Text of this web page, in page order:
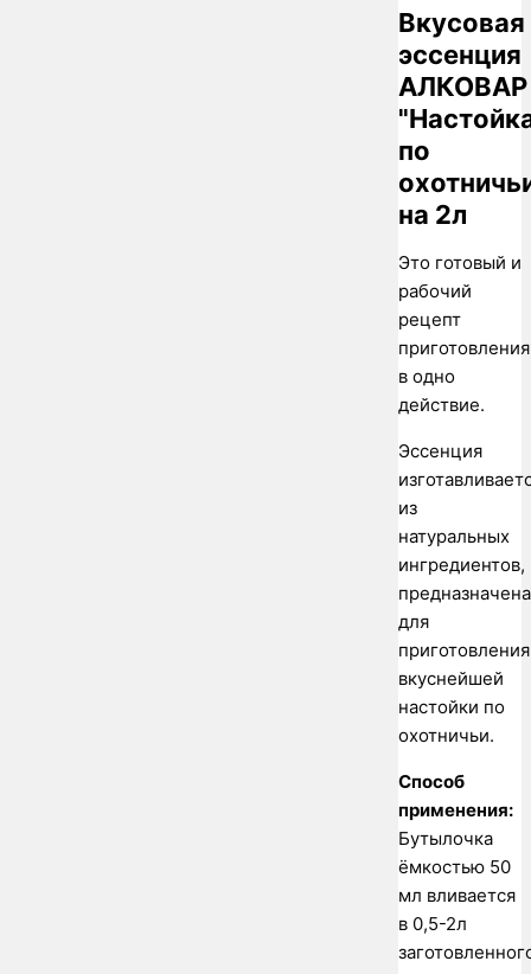
Вкусовая
эссенция
АЛКОВАР
по
на 2л
Это готовый и
рабочий
рецепт
приготовления
в одно
действие.
Эссенция
из
натуральных
ингредиентов,
предназначена
для
приготовления
вкуснейшей
настойки по
охотничьи.
Способ
применения:
Бутылочка
ёмкостью 50
мл вливается
в 0,5-2л